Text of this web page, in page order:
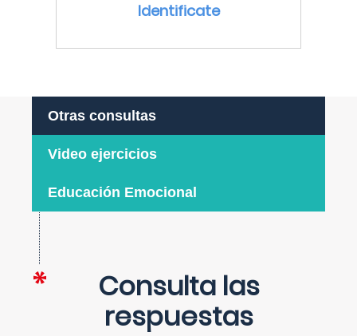
Identificate
Otras consultas
Video ejercicios
Educación Emocional
Consulta las
respuestas